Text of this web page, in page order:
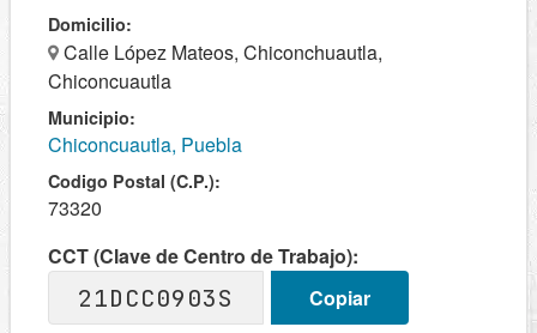
Domicilio:
Calle López Mateos, Chiconchuautla,
Chiconcuautla
Municipio:
Chiconcuautla, Puebla
Codigo Postal (C.P.):
73320
CCT (Clave de Centro de Trabajo):
21DCC0903S
Copiar